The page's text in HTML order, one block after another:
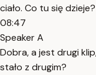
ciało. Co tu się
08:47
Speaker A
Dobra, a jest drugi
stało z drugim?